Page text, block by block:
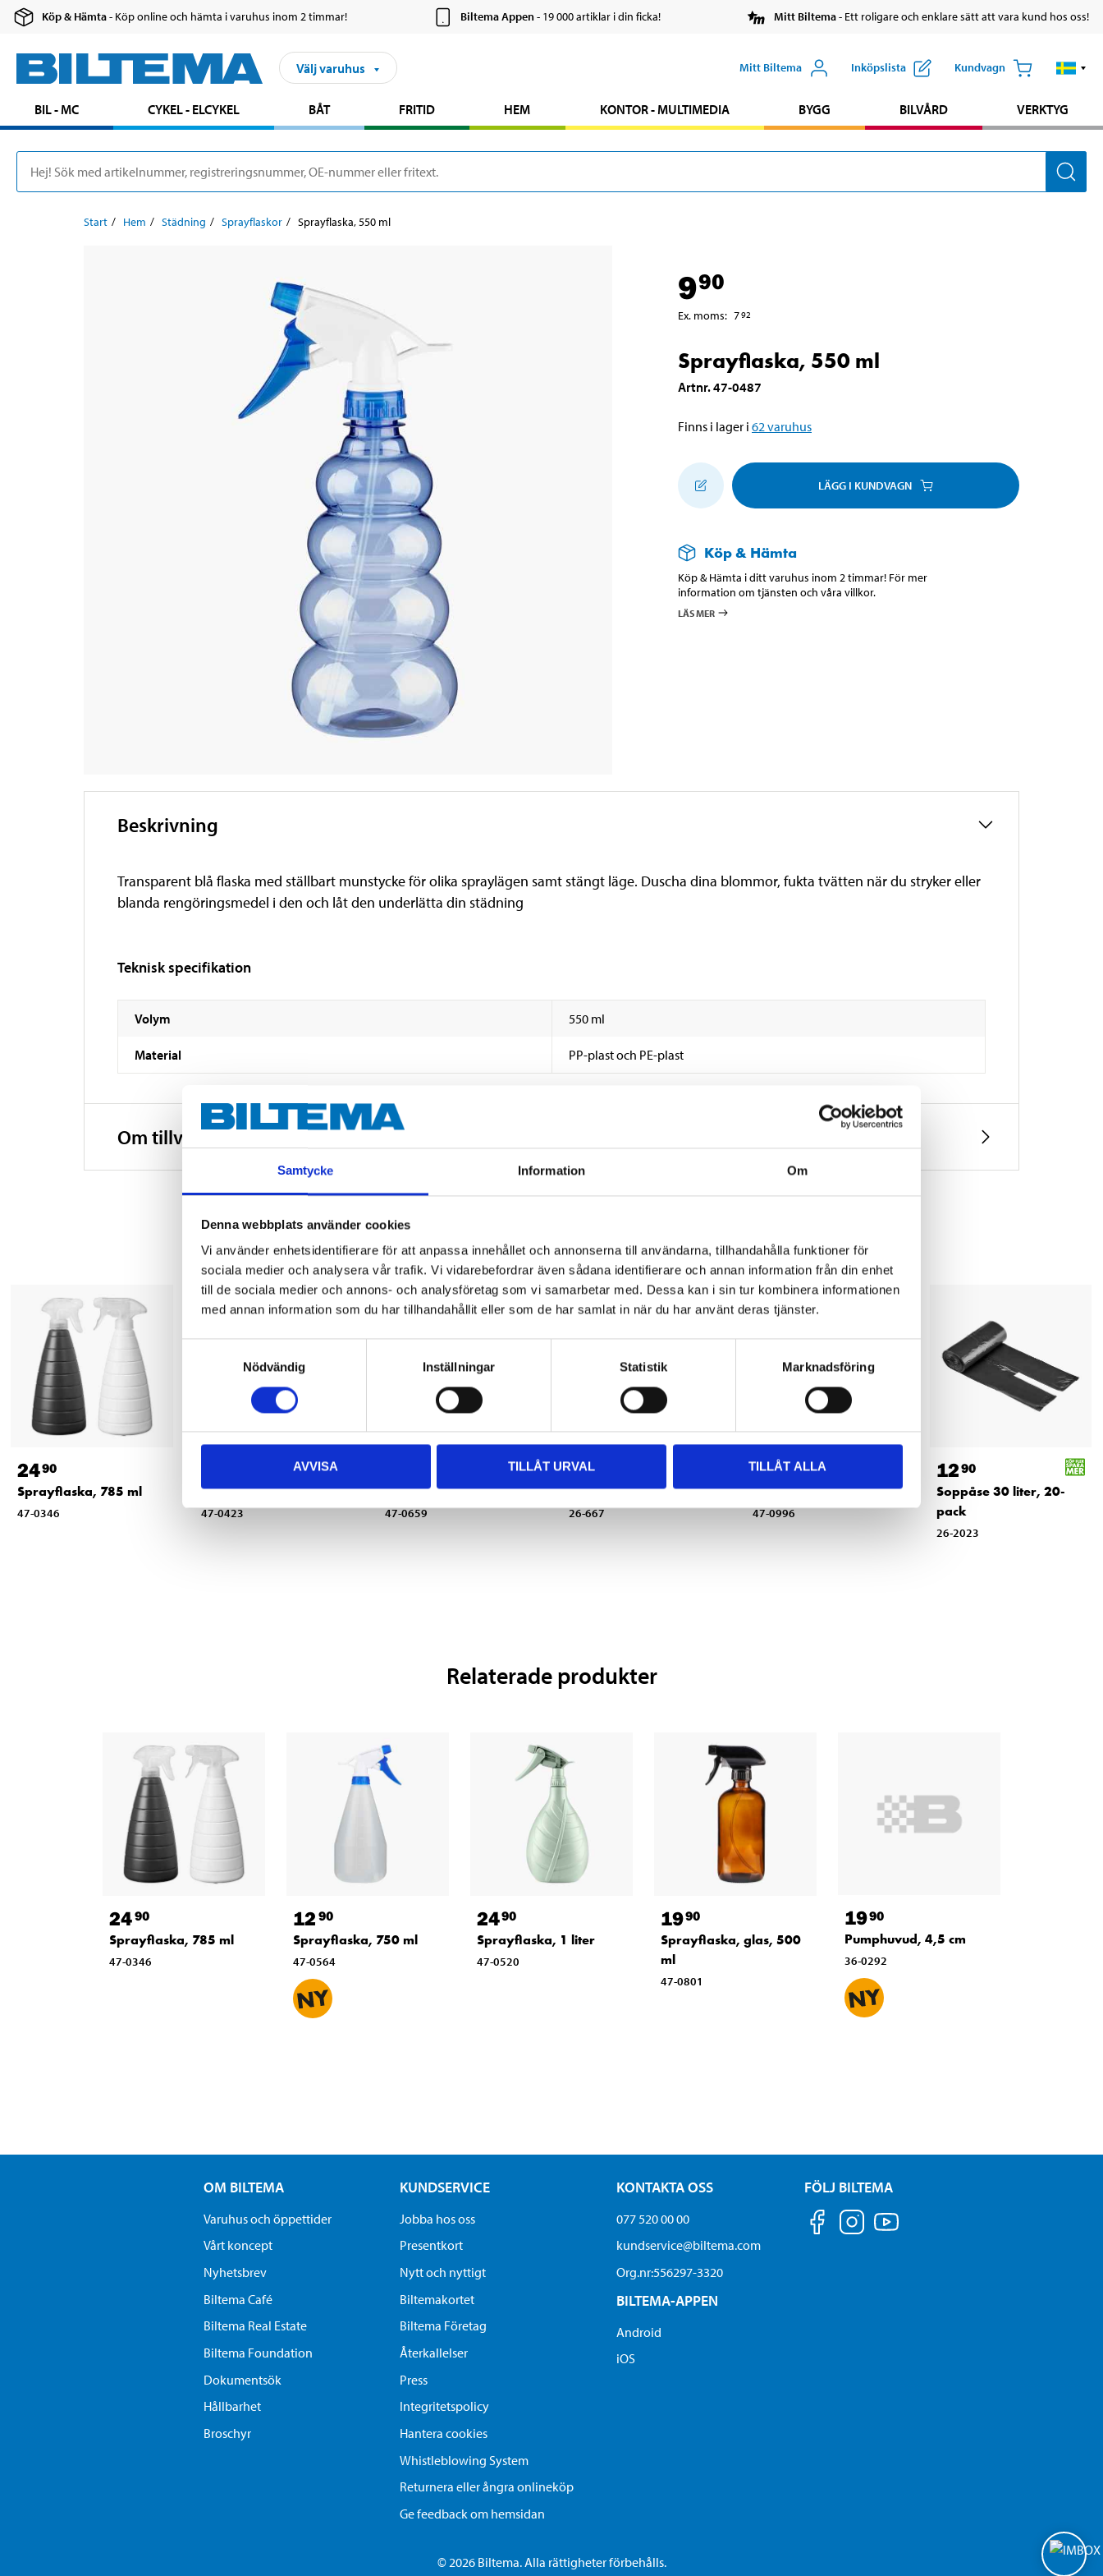
Samtycke Information Om
Denna webbplats använder cookies
Vi använder enhetsidentifierare för att anpassa innehållet och annonserna till användarna, tillhandahålla funktioner för
sociala medier och analysera vår trafik. Vi vidarebefordrar även sådana identifierare och annan information från din enhet
till de sociala medier och annons- och analysföretag som vi samarbetar med. Dessa kan i sin tur kombinera informationen
med annan information som du har tillhandahållit eller som de har samlat in när du har använt deras tjänster.
Nödvändig
Inställningar Statistik Marknadsföring
AVVISA TILLÅT URVAL TILLÅT ALLA
Köp & Hämta- Köp online och hämta i varuhus inom 2 timmar! Biltema Appen- 19 000 artiklar i din ficka! Mitt Biltema- Ett roligare och enklare sätt att vara kund hos oss!
Välj varuhus Mitt Biltema Inköpslista Kundvagn
BIL - MC CYKEL - ELCYKEL BÅT FRITID HEM KONTOR - MULTIMEDIA BYGG BILVÅRD VERKTYG
Start Hem Städning Sprayflaskor Sprayflaska, 550 ml
990
Ex. moms: 792
Sprayflaska, 550 ml
Artnr.47-0487
Finns i lager i 62varuhus
LÄGG I KUNDVAGN
Köp & Hämta
Köp & Hämta i ditt varuhus inom 2 timmar! För mer
information om tjänsten och våra villkor.
LÄS MER
Beskrivning
Transparent blå flaska med ställbart munstycke för olika spraylägen samt stängt läge. Duscha dina blommor, fukta tvätten när du stryker eller
blanda rengöringsmedel i den och låt den underlätta din städning
Teknisk specifikation
Volym 550 ml
Material PP-plast och PE-plast
Om tillverkaren
2490
Sprayflaska, 785 ml
47-0346
Disksvamp, 10-pack
47-0423
Diskborste
47-0659
2490
Torkrulle, 100 meter
26-667
1990
Fönsterputs, 750 ml
47-0996
1290
Soppåse 30 liter, 20-
pack
26-2023
Relaterade produkter
2490
Sprayflaska, 785 ml
47-0346
12 90
Sprayflaska, 750 ml
47-0564
2490
Sprayflaska, 1 liter
47-0520
1990
Sprayflaska, glas, 500
ml
47-0801
1990
Pumphuvud, 4,5 cm
36-0292
OM BILTEMA
Varuhus och öppettider
Vårt koncept
Nyhetsbrev
Biltema Café
Biltema Real Estate
Biltema Foundation
Dokumentsök
Hållbarhet
Broschyr
KUNDSERVICE
Jobba hos oss
Presentkort
Nytt och nyttigt
Biltemakortet
Biltema Företag
Återkallelser
Press
Integritetspolicy
Hantera cookies
Whistleblowing System
Returnera eller ångra onlineköp
Ge feedback om hemsidan
KONTAKTA OSS
077 520 00 00
kundservice@biltema.com
Org.nr:556297-3320
BILTEMA-APPEN
Android
iOS
FÖLJ BILTEMA
© 2026 Biltema. Alla rättigheter förbehålls.